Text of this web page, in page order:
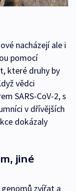
nacházejí ale i
pomocí
které druhy by
vědci
SARS-CoV-2, s
v dřívějších
dokázaly
jiné
zvířat a